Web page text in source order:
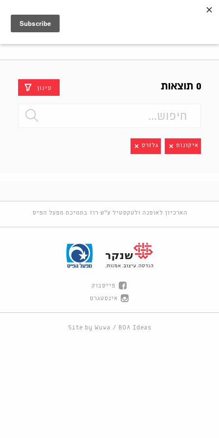
0 תוצאות סינון
איקונות גלזרס
הארכיון לאופנה ולטקסטיל ע"ש רוז בתמיכת מפעל הפיס
פייסבוק
אינסטגרם
Site by Wuwa / BOA Ideas